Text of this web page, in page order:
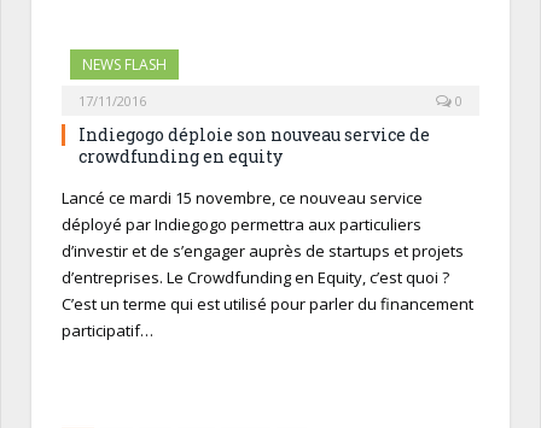
NEWS FLASH
17/11/2016 0
Indiegogo déploie son nouveau service de
crowdfunding en equity
Lancé ce mardi 15 novembre, ce nouveau service
déployé par Indiegogo permettra aux particuliers
d’investir et de s’engager auprès de startups et projets
d’entreprises. Le Crowdfunding en Equity, c’est quoi ?
C’est un terme qui est utilisé pour parler du financement
participatif…